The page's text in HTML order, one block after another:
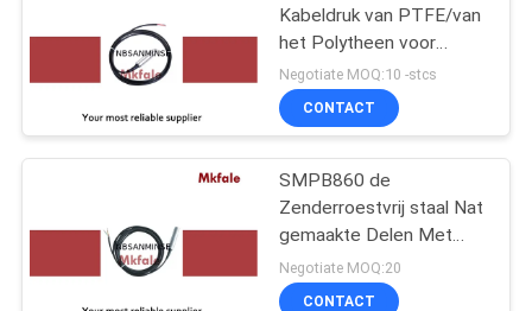
pneumatische
luchtmontage
Kabeldruk van PTFE/van
het Polytheen voor
Niveaumeting
Negotiate MOQ:10 -stcs
CONTACT
SMPB860 de
Zenderroestvrij staal Nat
gemaakte Delen Met
duikvermogen van het
reeksniveau
Negotiate MOQ:20
CONTACT